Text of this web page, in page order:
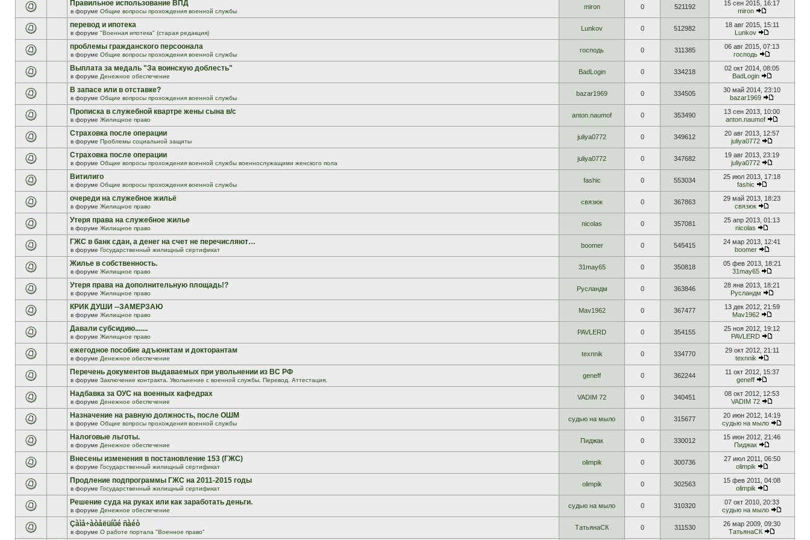
Правильное использование ВПД
в форуме Общие вопросы прохождения военной службы
miron 0 521192
15 сен 2015, 16:17
miron
перевод и ипотека
в форуме "Военная ипотека" (старая редакция)
Lunkov 0 512982
18 авг 2015, 15:11
Lunkov
проблемы гражданского персоонала
в форуме Общие вопросы прохождения военной службы
господь 0 311385
06 авг 2015, 07:13
господь
Выплата за медаль "За воинскую доблесть"
в форуме Денежное обеспечение
BadLogin 0 334218
02 окт 2014, 08:05
BadLogin
В запасе или в отставке?
в форуме Общие вопросы прохождения военной службы
bazar1969 0 334505
30 май 2014, 23:10
bazar1969
Прописка в служебной квартре жены сына в/с
в форуме Жилищное право
anton.naumof 0 353490
13 сен 2013, 10:00
anton.naumof
Страховка после операции
в форуме Проблемы социальной защиты
juliya0772 0 349612
20 авг 2013, 12:57
juliya0772
Страховка после операции
в форуме Общие вопросы прохождения военной службы военнослужащими женского пола
juliya0772 0 347682
19 авг 2013, 23:19
juliya0772
Витилиго
в форуме Общие вопросы прохождения военной службы
fashic 0 553034
25 июл 2013, 17:18
fashic
очереди на служебное жильё
в форуме Жилищное право
связюк 0 367863
29 май 2013, 18:23
связюк
Утеря права на служебное жилье
в форуме Жилищное право
nicolas 0 357081
25 апр 2013, 01:13
nicolas
ГЖС в банк сдан, а денег на счет не перечисляют…
в форуме Государственный жилищный сертификат
boomer 0 545415
24 мар 2013, 12:41
boomer
Жилье в собственность.
в форуме Жилищное право
31may65 0 350818
05 фев 2013, 18:21
31may65
Утеря права на дополнительную площадь!?
в форуме Жилищное право
Русландм 0 363846
28 янв 2013, 18:21
Русландм
КРИК ДУШИ --ЗАМЕРЗАЮ
в форуме Жилищное право
Mav1962 0 367477
13 дек 2012, 21:59
Mav1962
Давали субсидию.......
в форуме Жилищное право
PAVLERD 0 354155
25 ноя 2012, 19:12
PAVLERD
ежегодное пособие адъюнктам и докторантам
в форуме Денежное обеспечение
texnnik 0 334770
29 окт 2012, 21:11
texnnik
Перечень документов выдаваемых при увольнении из ВС РФ
в форуме Заключение контракта. Увольнение с военной службы. Перевод. Аттестация.
geneff 0 362244
11 окт 2012, 15:37
geneff
Надбавка за ОУС на военных кафедрах
в форуме Денежное обеспечение
VADIM 72 0 340451
08 окт 2012, 12:53
VADIM 72
Назначение на равную должность, после ОШМ
в форуме Общие вопросы прохождения военной службы
судью на мыло 0 315677
20 июн 2012, 14:19
судью на мыло
Налоговые льготы.
в форуме Денежное обеспечение
Пиджак 0 330012
15 июн 2012, 21:46
Пиджак
Внесены изменения в постановление 153 (ГЖС)
в форуме Государственный жилищный сертификат
olimpik 0 300736
27 июл 2011, 06:50
olimpik
Продление подпрограммы ГЖС на 2011-2015 годы
в форуме Государственный жилищный сертификат
olimpik 0 302563
15 фев 2011, 04:08
olimpik
Решение суда на руках или как заработать деньги.
в форуме Денежное обеспечение
судью на мыло 0 310320
07 окт 2010, 20:33
судью на мыло
Çàìå÷àòåëüíûé ñàéò
в форуме О работе портала "Военное право"
ТатьянаСК 0 311530
26 мар 2009, 09:30
ТатьянаСК